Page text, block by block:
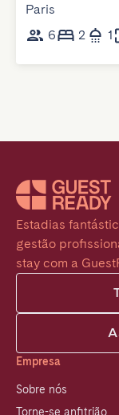
Paris
6
2 1
Estadias
gestão
stay com a
Empresa
Sobre nós
Torne-se anfitrião